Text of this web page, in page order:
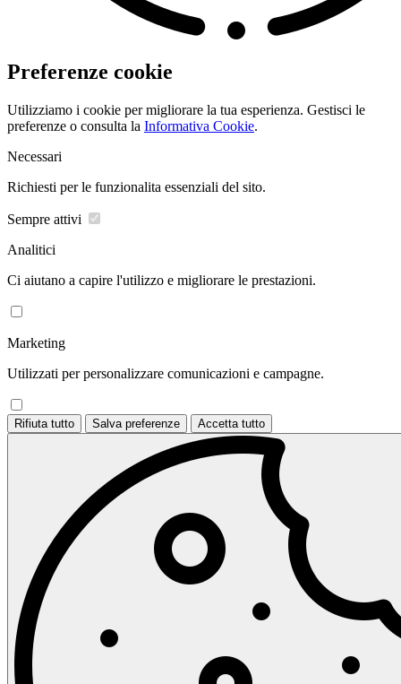
Preferenze cookie
Utilizziamo i cookie per migliorare la tua esperienza. Gestisci le
preferenze o consulta la Informativa Cookie.
Necessari
Richiesti per le funzionalita essenziali del sito.
Sempre attivi
Analitici
Ci aiutano a capire l'utilizzo e migliorare le prestazioni.
Marketing
Utilizzati per personalizzare comunicazioni e campagne.
Rifiuta tutto Salva preferenze Accetta tutto